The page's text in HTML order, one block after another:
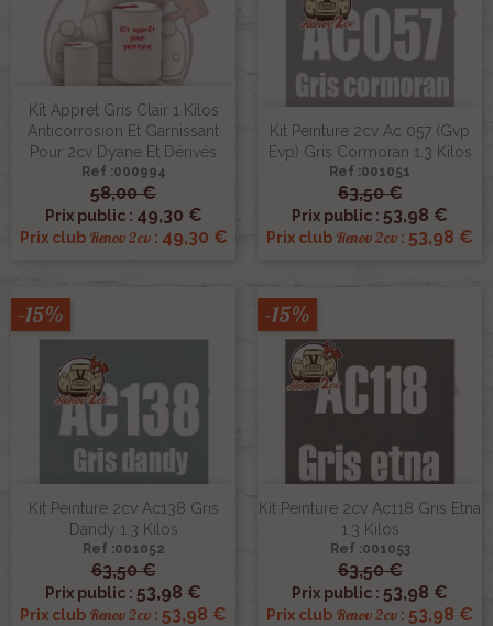
Kit Appret Gris Clair 1 Kilos
Anticorrosion Et Garnissant
Pour 2cv Dyane Et Dérivés
Ref :000994
58,00 €
Prix public : 49,30 €
Prix club Renov 2cv: 49,30 €
Kit Peinture 2cv Ac 057 (gvp
Evp) Gris Cormoran 1.3 Kilos
Ref :001051
63,50 €
Prix public : 53,98 €
Prix club Renov 2cv : 53,98 €
Kit Peinture 2cv Ac138 Gris
Dandy 1.3 Kilos
Ref :001052
63,50 €
Prix public : 53,98 €
Prix club Renov 2cv : 53,98 €
-15%
Kit Peinture 2cv Ac118 Gris Etna
1.3 Kilos
Ref :001053
63,50 €
Prix public : 53,98 €
Prix club Renov 2cv : 53,98 €
-15%